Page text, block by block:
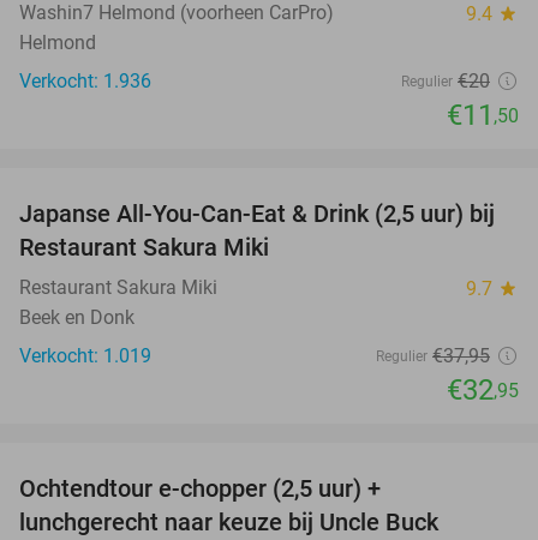
Washin7 Helmond (voorheen CarPro) 9.4 star
Helmond
Verkocht: 1.936
Regulier €20
€11 ,50
13%
Japanse All-You-Can-Eat & Drink (2,5 uur) bij
Restaurant Sakura Miki
Restaurant Sakura Miki 9.7 star
Beek en Donk
Verkocht: 1.019
Regulier €37,95
€32,95
Ochtendtour e-chopper (2,5 uur) +
lunchgerecht naar keuze bij Uncle Buck